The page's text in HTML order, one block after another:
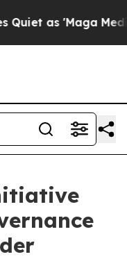
as 'Maga Media